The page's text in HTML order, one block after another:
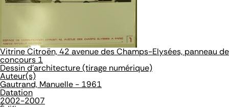
Vitrine Citroën, 42 avenue des Champs-Elysées, panneau de
concours 1
Dessin d'architecture (tirage numérique)
Auteur(s)
Gautrand, Manuelle - 1961
Datation
2002-2007